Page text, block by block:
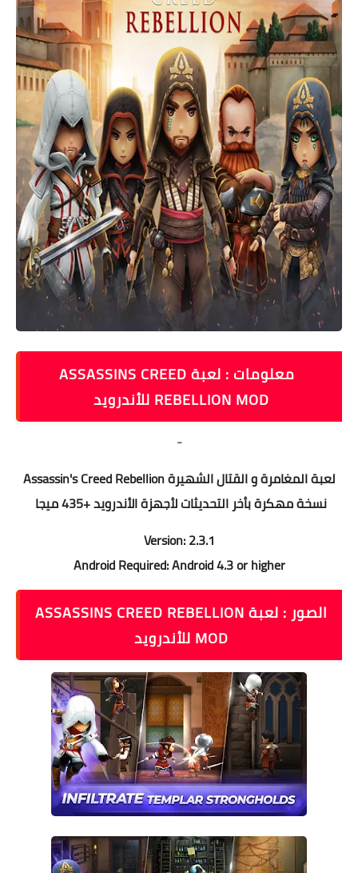
معلومات : لعبة ASSASSINS CREED
REBELLION MOD للأندرويد
-
لعبة المغامرة و القتال الشهيرة Assassin's Creed Rebellion
نسخة مهكرة بأخر التحديثات لأجهزة الأندرويد +435 ميجا
Version: 2.3.1
Android Required: Android 4.3 or higher
الصور : لعبة ASSASSINS CREED REBELLION
MOD للأندرويد